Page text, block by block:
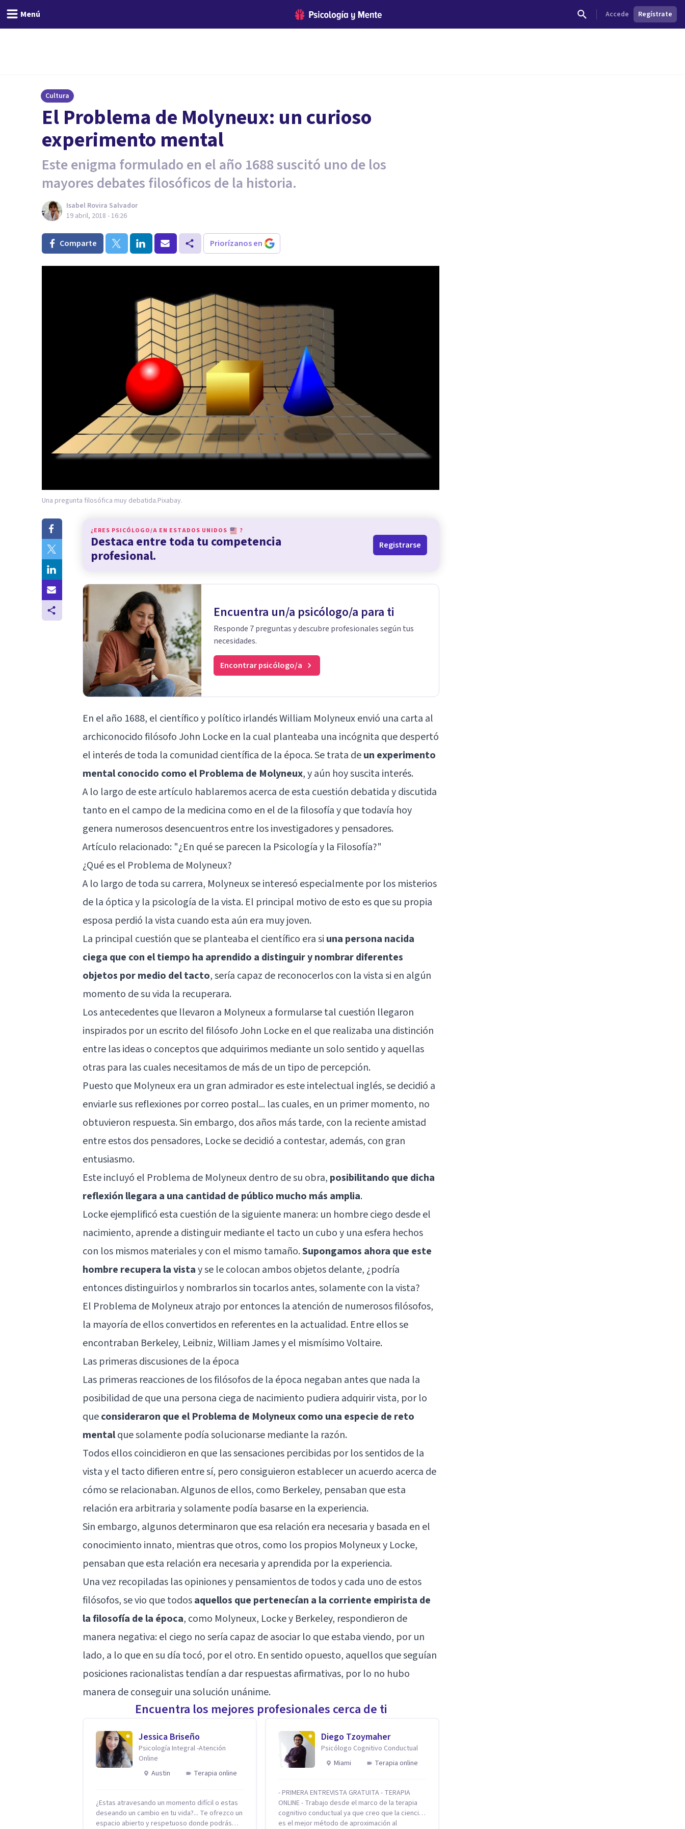
Menú Accede Regístrate
Cultura
El Problema de Molyneux: un curioso
experimento mental
Este enigma formulado en el año 1688 suscitó uno de los
mayores debates filosóficos de la historia.
Isabel Rovira Salvador
19 abril, 2018 - 16:26
Comparte Priorízanos en
Una pregunta filosófica muy debatida.Pixabay.
¿ERES PSICÓLOGO/A EN ESTADOS UNIDOS ?
Destaca entre toda tu competencia
profesional.
Registrarse
Encuentra un/a psicólogo/a para ti
Responde 7 preguntas y descubre profesionales según tus
necesidades.
Encontrar psicólogo/a
En el año 1688, el científico y político irlandés William Molyneux envió una carta al
archiconocido filósofo John Locke en la cual planteaba una incógnita que despertó
el interés de toda la comunidad científica de la época. Se trata deun experimento
mental conocido como el Problema de Molyneux, y aún hoy suscita interés.
A lo largo de este artículo hablaremos acerca de esta cuestión debatida y discutida
tanto en el campo de la medicina como en el de la filosofía y que todavía hoy
genera numerosos desencuentros entre los investigadores y pensadores.
Artículo relacionado: "¿En qué se parecen la Psicología y la Filosofía?"
¿Qué es el Problema de Molyneux?
A lo largo de toda su carrera, Molyneux se interesó especialmente por los misterios
de la óptica y la psicología de la vista. El principal motivo de esto es que su propia
esposa perdió la vista cuando esta aún era muy joven.
La principal cuestión que se planteaba el científico era si una persona nacida
ciega que con el tiempo ha aprendido a distinguir y nombrar diferentes
objetos por medio del tacto, sería capaz de reconocerlos con la vista si en algún
momento de su vida la recuperara.
Los antecedentes que llevaron a Molyneux a formularse tal cuestión llegaron
inspirados por un escrito del filósofo John Locke en el que realizaba una distinción
entre las ideas o conceptos que adquirimos mediante un solo sentido y aquellas
otras para las cuales necesitamos de más de un tipo de percepción.
Puesto que Molyneux era un gran admirador es este intelectual inglés, se decidió a
enviarle sus reflexiones por correo postal... las cuales, en un primer momento, no
obtuvieron respuesta. Sin embargo, dos años más tarde, con la reciente amistad
entre estos dos pensadores, Locke se decidió a contestar, además, con gran
entusiasmo.
Este incluyó el Problema de Molyneux dentro de su obra, posibilitando que dicha
reflexión llegara a una cantidad de público mucho más amplia.
Locke ejemplificó esta cuestión de la siguiente manera: un hombre ciego desde el
nacimiento, aprende a distinguir mediante el tacto un cubo y una esfera hechos
con los mismos materiales y con el mismo tamaño.Supongamos ahora que este
hombre recupera la vistay se le colocan ambos objetos delante, ¿podría
entonces distinguirlos y nombrarlos sin tocarlos antes, solamente con la vista?
El Problema de Molyneux atrajo por entonces la atención de numerosos filósofos,
la mayoría de ellos convertidos en referentes en la actualidad. Entre ellos se
encontraban Berkeley, Leibniz,William Jamesy el mismísimo Voltaire.
Las primeras discusiones de la época
Las primeras reacciones de los filósofos de la época negaban antes que nada la
posibilidad de que una persona ciega de nacimiento pudiera adquirir vista, por lo
queconsideraron que el Problema de Molyneux como una especie de reto
mentalque solamente podía solucionarse mediante la razón.
Todos ellos coincidieron en que las sensaciones percibidas por los sentidos de la
vista y el tacto difieren entre sí, pero consiguieron establecer un acuerdo acerca de
cómo se relacionaban. Algunos de ellos, como Berkeley, pensaban que esta
relación era arbitraria y solamente podía basarse en la experiencia.
Sin embargo, algunos determinaron que esa relación era necesaria y basada en el
conocimiento innato, mientras que otros, como los propios Molyneux y Locke,
pensaban que esta relación era necesaria y aprendida por la experiencia.
Una vez recopiladas las opiniones y pensamientos de todos y cada uno de estos
filósofos, se vio que todosaquellos que pertenecían a la corriente empirista de
la filosofía de la época, como Molyneux, Locke y Berkeley, respondieron de
manera negativa: el ciego no sería capaz de asociar lo que estaba viendo, por un
lado, a lo que en su día tocó, por el otro. En sentido opuesto, aquellos que seguían
posiciones racionalistas tendían a dar respuestas afirmativas, por lo no hubo
manera de conseguir una solución unánime.
Encuentra los mejores profesionales cerca de ti
Jessica Briseño
Psicología Integral -Atención
Online
Austin
Terapia online
¿Estas atravesando un momento difícil o estas
deseando un cambio en tu vida?... Te ofrezco un
espacio abierto y respetuoso donde podrás
Diego Tzoymaher
Psicólogo Cognitivo Conductual
Miami
Terapia online
- PRIMERA ENTREVISTA GRATUITA - TERAPIA
ONLINE - Trabajo desde el marco de la terapia
cognitivo conductual ya que creo que la ciencia
es el mejor método de aproximación al